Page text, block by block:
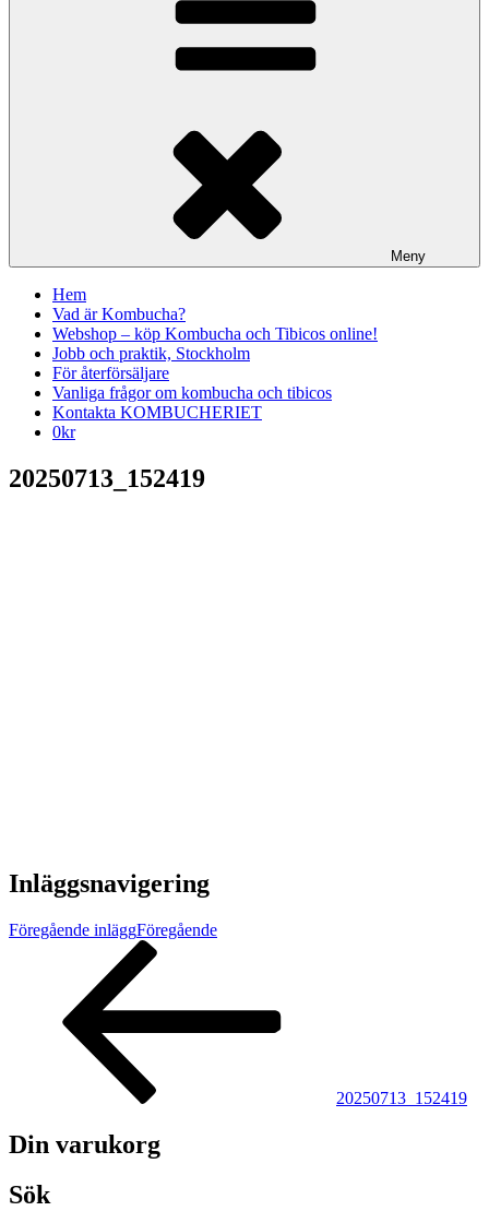
Meny
Hem
Vad är Kombucha?
Webshop – köp Kombucha och Tibicos online!
Jobb och praktik, Stockholm
För återförsäljare
Vanliga frågor om kombucha och tibicos
Kontakta KOMBUCHERIET
0kr
20250713_152419
Inläggsnavigering
Föregående inläggFöregående
20250713_152419
Din varukorg
Sök